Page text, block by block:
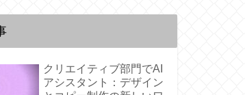
クリエイティブ部門でAI
アシスタント：デザイン